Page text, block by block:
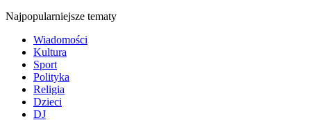
Najpopularniejsze tematy
Wiadomości
Kultura
Sport
Polityka
Religia
Dzieci
DJ